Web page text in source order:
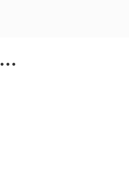
【JP】(シニア)営業担当 (Senior) Business Development Representative